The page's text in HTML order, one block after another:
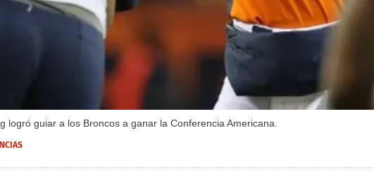
logró guiar a los Broncos a ganar la Conferencia Americana.